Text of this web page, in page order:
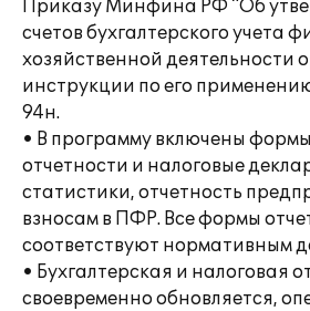
Приказу Минфина РФ "Об
счетов бухгалтерского учета
хозяйственной деятельности
инструкции по его
94н.
• В программу включены
отчетности и налоговые
статистики, отчетность
взносам в ПФР. Все формы
соответствуют нормативным
• Бухгалтерская и налоговая
своевременно обновляется,